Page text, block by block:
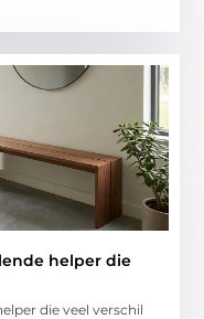
helper die
die veel verschil